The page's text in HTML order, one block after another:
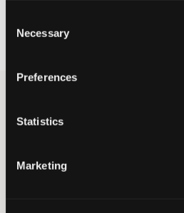
Selection
Necessary
Preferences
Statistics
Marketing
Regenkleidung für
Jugendliche, die viel Zeit draußen
unerlässlich. Sie schützt deine Kinder vor